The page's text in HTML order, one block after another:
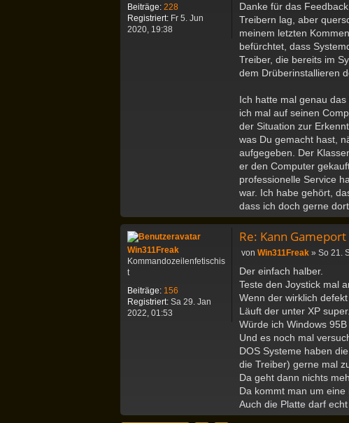
Beiträge: 228
Registriert: Fr 5. Jun
2020, 19:38
Danke für das
Treibern lag, aber
meinem letzten
befürchtet, dass
Treiber, die bereits im
dem Drüberinstallieren
Ich hatte mal genau
ich mal auf seinen
der Situation zur
was Du gemacht hast,
aufgegeben. Der
er den Computer
professionelle Service
war. Ich habe gehört,
dass ich doch gerne
Win311Freak
Kommandozeilenfetischis
t
Beiträge: 156
Registriert: Sa 29. Jan
2022, 01:53
Re: Kann
B
i
r
a
g
von Win311Freak » So 21.
Der einfach halber.
Teste den Joystick mal
Wenn der wirklich
Läuft der unter XP super.
Würde ich Windows
Und es noch mal
DOS Systeme haben
die Treiber) gerne mal
Da geht dann nichts
Da kommt man um
Auch die Platte darf